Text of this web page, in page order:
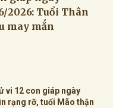
2026: Tuổi Thân
may mắn
vi 12 con giáp ngày
rạng rỡ, tuổi Mão thận